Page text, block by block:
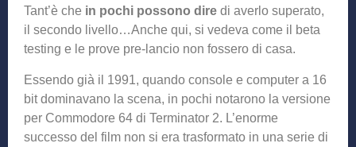
Tant’è che in pochi possono dire di averlo superato,
il secondo livello…Anche qui, si vedeva come il beta
testing e le prove pre-lancio non fossero di casa.
Essendo già il 1991, quando console e computer a 16
bit dominavano la scena, in pochi notarono la versione
per Commodore 64 di Terminator 2. L’enorme
successo del film non si era trasformato in una serie di